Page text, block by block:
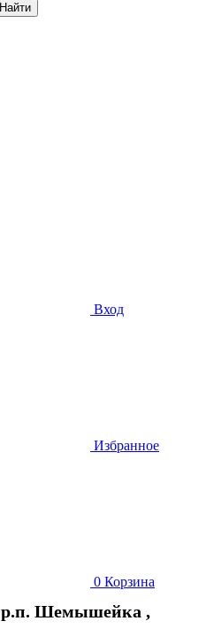
Найти
Вход
Избранное
0 Корзина
р.п. Шемышейка ,